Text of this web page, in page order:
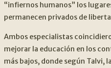
“infiernos humanos” los
permanecen privados de
Ambos especialistas
mejorar la educación en los
más bajos, donde según Talvi,